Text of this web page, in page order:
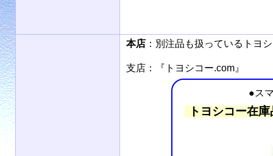
本店 ：別注品も扱っているト
支店：『トヨシコー.com』
●ス
トヨシコー在